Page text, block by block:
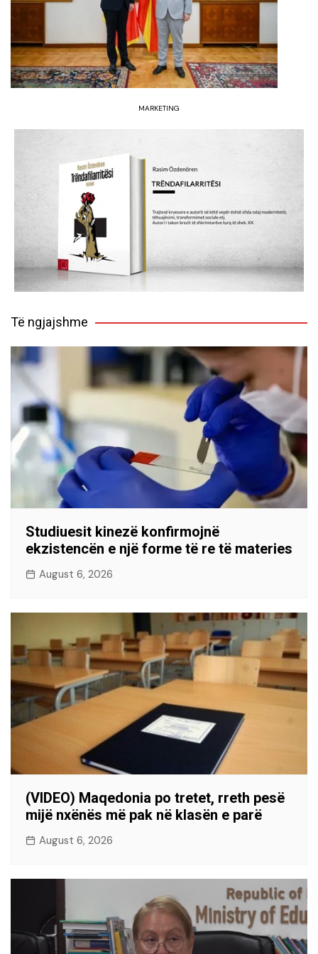
MARKETING
Të ngjajshme
Studiuesit kinezë konfirmojnë
ekzistencën e një forme të re të materies
August 6, 2026
(VIDEO) Maqedonia po tretet, rreth pesë
mijë nxënës më pak në klasën e parë
August 6, 2026